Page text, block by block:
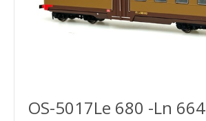
OS-5017Le 680 -Ln 664